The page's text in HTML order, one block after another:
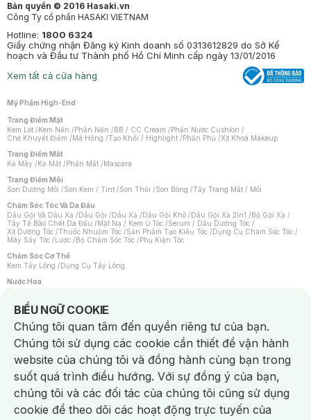
Bản quyền © 2016 Hasaki.vn
Công Ty cổ phần HASAKI VIETNAM
Hotline: 1800 6324
Giấy chứng nhận Đăng ký Kinh doanh số 0313612829 do Sở Kế
hoạch và Đầu tư Thành phố Hồ Chí Minh cấp ngày 13/01/2016
Xem tất cả cửa hàng
Mỹ Phẩm High-End
Trang Điểm Mặt
Kem Lót /Kem Nền /Phấn Nền /BB / CC Cream /Phấn Nước Cushion /
Che Khuyết Điểm /Má Hồng /Tạo Khối / Highlight /Phấn Phủ /Xịt Khoá Makeup
Trang Điểm Mắt
Kẻ Mày /Kẻ Mắt /Phấn Mắt /Mascara
Trang Điểm Môi
Son Dưỡng Môi /Son Kem / Tint /Son Thỏi /Son Bóng /Tẩy Trang Mắt / Môi
Chăm Sóc Tóc Và Da Đầu
Dầu Gội Và Dầu Xả /Dầu Gội /Dầu Xả /Dầu Gội Khô /Dầu Gội Xả 2in1 /Bộ Gội Xả /
Tẩy Tế Bào Chết Da Đầu /Mặt Nạ / Kem Ủ Tóc /Serum / Dầu Dưỡng Tóc /
Xịt Dưỡng Tóc /Thuốc Nhuộm Tóc /Sản Phẩm Tạo Kiểu Tóc /Dụng Cụ Chăm Sóc Tóc /
Máy Sấy Tóc /Lược /Bộ Chăm Sóc Tóc /Phụ Kiện Tóc
Chăm Sóc Cơ Thể
Kem Tẩy Lông /Dụng Cụ Tẩy Lông
Nước Hoa
Nước Hoa Nữ
Chăm Sóc Cá Nhân
Chống Muỗi /Khẩu Trang /Máy Massage/Mặt Nạ Xông Hơi /Nước Rửa Tay/
Sản Phẩm Chăm Sóc Khác /Bàn Chải Đánh Răng /Bàn Chải Điện/
Hỗ Trợ Trắng Răng/Kem Đánh Răng /Máy Tăm Nước/ Nước Súc Miệng/
Tăm / Chỉ Nha Khoa/ Xịt Thơm Miệng / Dung Dịch Vệ Sinh/Dưỡng Vùng Kín/
Khăn Ướt Vệ Sinh Vùng Kín/Băng Vệ Sinh/Tampon/Bọt Cạo Râu /Dao Cạo Râu/
Máy Cạo Râu
Vấn Đề Về Da
Da Dầu / Lỗ Chân Lông To/ Da Khô / Mất Nước/ Da Lão Hóa/ Da Mụn/
Da Nhạy Cảm / Kích Ứng
Da Xỉn Màu Thâm / Nám / Tàn Nhang
Quầng Thâm & Bọng Mắt /Sẹo /Viêm Da Cơ Địa
BIỂU NGỮ COOKIE
Notice about cookies usage
Chúng tôi quan tâm đến quyền riêng tư của bạn.
Chúng tôi sử dụng các cookie cần thiết để vận hành
website của chúng tôi và đồng hành cùng bạn trong
suốt quá trình điều hướng. Với sự đồng ý của bạn,
chúng tôi và các đối tác của chúng tôi cũng sử dụng
cookie để theo dõi các hoạt động trực tuyến của